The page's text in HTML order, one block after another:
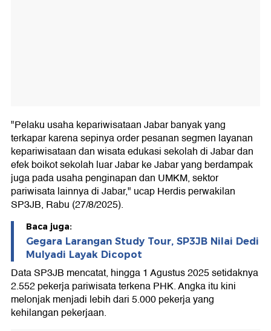
"Pelaku usaha kepariwisataan Jabar banyak yang
terkapar karena sepinya order pesanan segmen layanan
kepariwisataan dan wisata edukasi sekolah di Jabar dan
efek boikot sekolah luar Jabar ke Jabar yang berdampak
juga pada usaha penginapan dan UMKM, sektor
pariwisata lainnya di Jabar," ucap Herdis perwakilan
SP3JB, Rabu (27/8/2025).
Baca juga:
Gegara Larangan Study Tour, SP3JB Nilai Dedi
Mulyadi Layak Dicopot
Data SP3JB mencatat, hingga 1 Agustus 2025 setidaknya
2.552 pekerja pariwisata terkena PHK. Angka itu kini
melonjak menjadi lebih dari 5.000 pekerja yang
kehilangan pekerjaan.